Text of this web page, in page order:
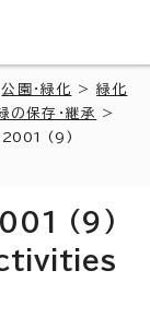
公園・緑化 >緑化
の保存・継承
>
(9)
(9)